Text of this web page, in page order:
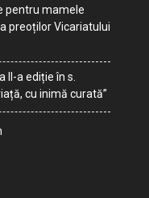
pentru mamele
preoților Vicariatului
II-a ediție în s.
cu inimă curată”